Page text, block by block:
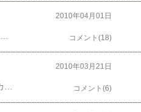
2010年04月01日
コメント(18)
2010年03月21日
コメント(6)